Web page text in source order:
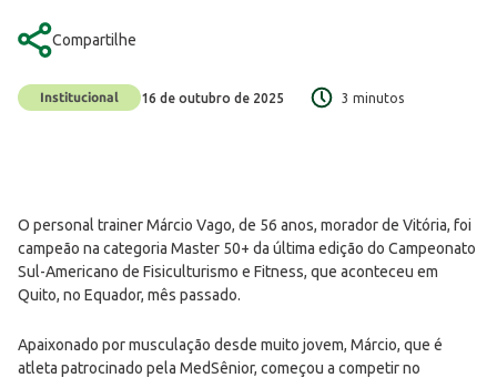
Compartilhe
16 de outubro de 2025 3 minutos
Institucional
O personal trainer Márcio Vago, de 56 anos, morador de Vitória, foi
campeão na categoria Master 50+ da última edição do Campeonato
Sul-Americano de Fisiculturismo e Fitness, que aconteceu em
Quito, no Equador, mês passado.
Apaixonado por musculação desde muito jovem, Márcio, que é
atleta patrocinado pela MedSênior, começou a competir no